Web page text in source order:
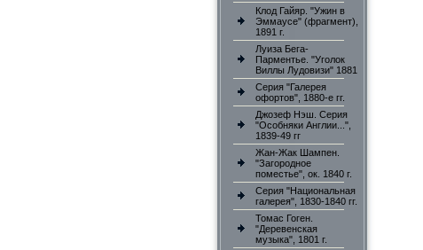
Клод Гайяр. "Ужин в
Эммаусе" (фрагмент),
1891 г.
Луиза Бега-
Парментье. "Уголок
Виллы Лудовизи" 1881
Серия "Галерея
офортов", 1880-е гг.
Джозеф Нэш. Серия
"Особняки Англии...",
1839-49 гг
Жан-Жак Шампен.
"Загородное
поместье", ок. 1840 г.
Серия "Национальная
галерея", 1830-1840 гг.
Томас Гоген.
"Деревенская
музыка", 1801 г.